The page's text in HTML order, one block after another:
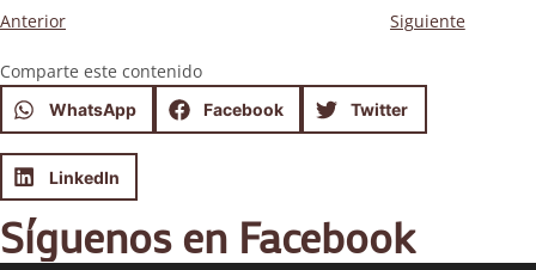
Anterior Siguiente
Comparte este contenido
WhatsApp Facebook Twitter
LinkedIn
Síguenos en Facebook